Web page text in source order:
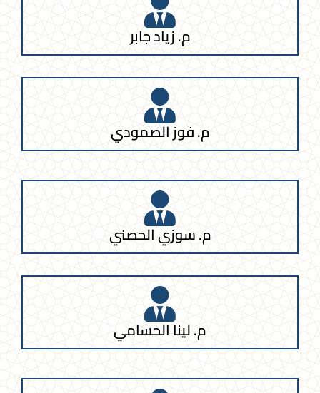
م. زياد جابر
م. فوز الصمودي
م. سوزي الحصني
م. لينا الحسامي